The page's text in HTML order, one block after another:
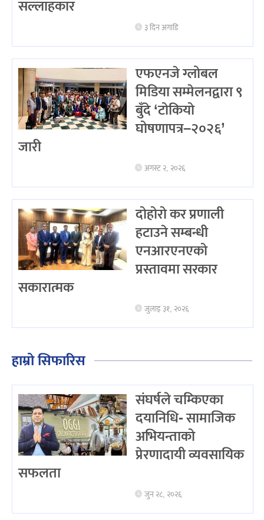
सल्लाहकार
३ दिन अगाडि
एफएनजे ग्लोबल
मिडिया सम्मेलनद्वारा ९
बुँदे ‘टोकियो
घोषणापत्र–२०२६’
जारी
अगस्ट २, २०२६
दोहोरो कर प्रणाली
हटाउने सम्बन्धी
एनआरएनएको
प्रस्तावमा सरकार
सकारात्मक
जुलाइ ३१, २०२६
हाम्रो सिफारिस
संघर्षले चम्किएका
दयानिधि- सामाजिक
अभियन्ताको
प्रेरणादायी व्यवसायिक
सफलता
जुन २८, २०२६